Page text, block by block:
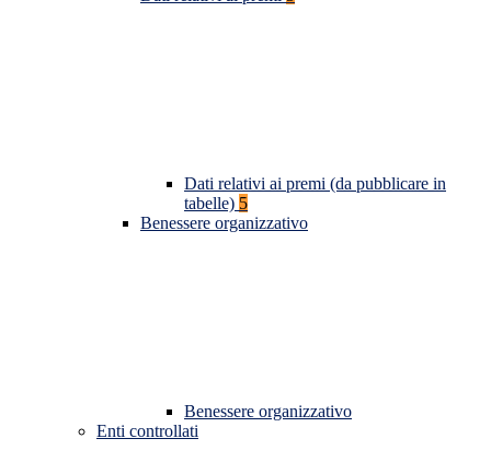
Dati relativi ai premi (da pubblicare in
tabelle) 5
Benessere organizzativo
Benessere organizzativo
Enti controllati